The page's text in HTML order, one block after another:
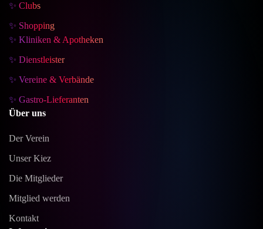
✨ Clubs
✨ Shopping
✨ Kliniken & Apotheken
✨ Dienstleister
✨ Vereine & Verbände
✨ Gastro-Lieferanten
Über uns
Der Verein
Unser Kiez
Die Mitglieder
Mitglied werden
Kontakt